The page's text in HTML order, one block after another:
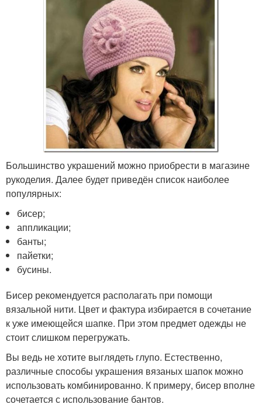
Большинство украшений можно приобрести в магазине
рукоделия. Далее будет приведён список наиболее
популярных:
бисер;
аппликации;
банты;
пайетки;
бусины.
Бисер рекомендуется располагать при помощи
вязальной нити. Цвет и фактура избирается в сочетание
к уже имеющейся шапке. При этом предмет одежды не
стоит слишком перегружать.
Вы ведь не хотите выглядеть глупо. Естественно,
различные способы украшения вязаных шапок можно
использовать комбинированно. К примеру, бисер вполне
сочетается с использование бантов.